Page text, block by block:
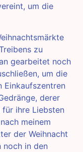
um die
zu
gearbeitet noch
um die
Einkaufszentren
derer
ihre Liebsten
meinem
der Weihnacht
noch in den